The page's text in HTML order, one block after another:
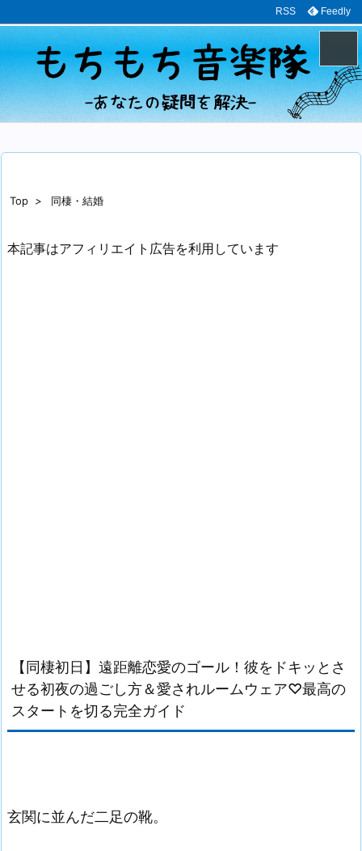
メニュ
RSS Feedly
Top > 同棲・結婚
本記事はアフィリエイト広告を利用しています
【同棲初日】遠距離恋愛のゴール！彼をドキッとさ
せる初夜の過ごし方＆愛されルームウェア♡最高の
スタートを切る完全ガイド
玄関に並んだ二足の靴。